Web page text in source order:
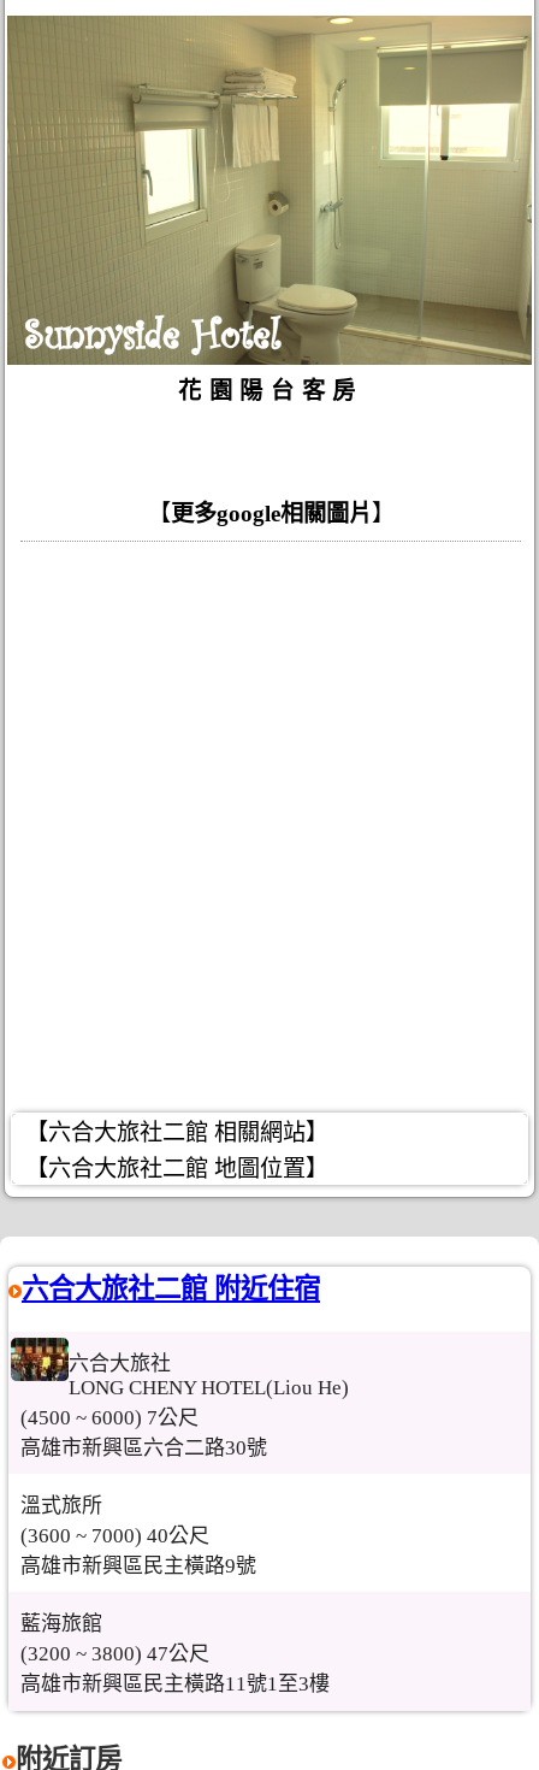
花園陽台客房
【更多google相關圖片】
【六合大旅社二館 相關網站】
【六合大旅社二館 地圖位置】
六合大旅社二館 附近住宿
六合大旅社
LONG CHENY HOTEL(Liou He)
(4500 ~ 6000) 7公尺
高雄市新興區六合二路30號
溫式旅所
(3600 ~ 7000) 40公尺
高雄市新興區民主橫路9號
藍海旅館
(3200 ~ 3800) 47公尺
高雄市新興區民主橫路11號1至3樓
附近訂房